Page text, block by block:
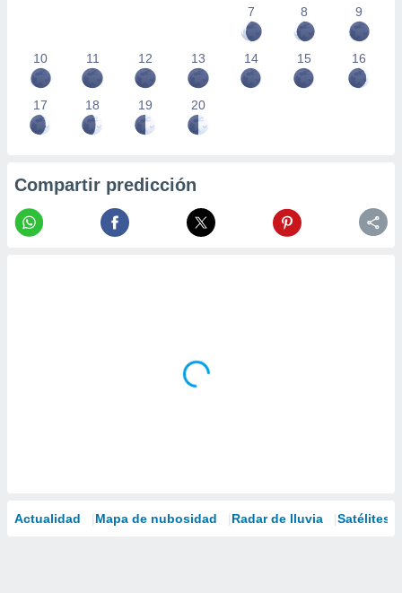
7
8 9
10 11 12 13 14 15 16
17 18 19 20
Compartir predicción
Actualidad Mapa de nubosidad Radar de lluvia Satélites